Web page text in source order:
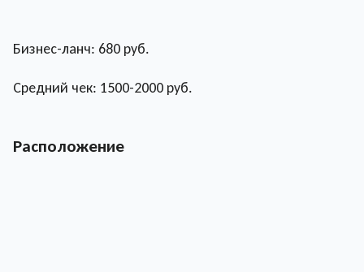
Бизнес-ланч: 680 руб.
Средний чек: 1500-2000 руб.
Расположение